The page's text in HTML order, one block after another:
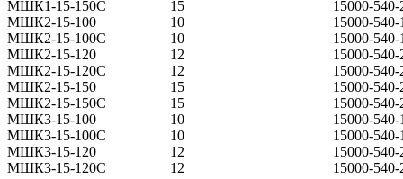
МШК1-15-150С
15
15000-540-
МШК2-15-100
10
15000-540-
МШК2-15-100С
10
15000-540-
МШК2-15-120
12
15000-540-
МШК2-15-120С
12
15000-540-
МШК2-15-150
15
15000-540-
МШК2-15-150С
15
15000-540-
МШК3-15-100
10
15000-540-
МШК3-15-100С
10
15000-540-
МШК3-15-120
12
15000-540-
МШК3-15-120С
12
15000-540-